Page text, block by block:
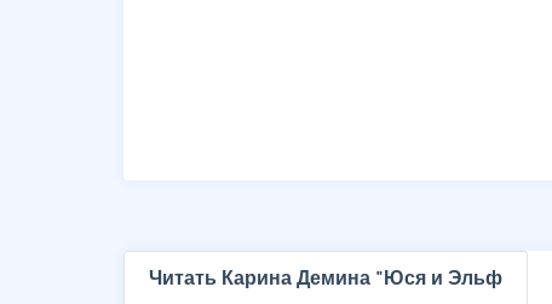
Читать Карина Демина "Юся и Эльф